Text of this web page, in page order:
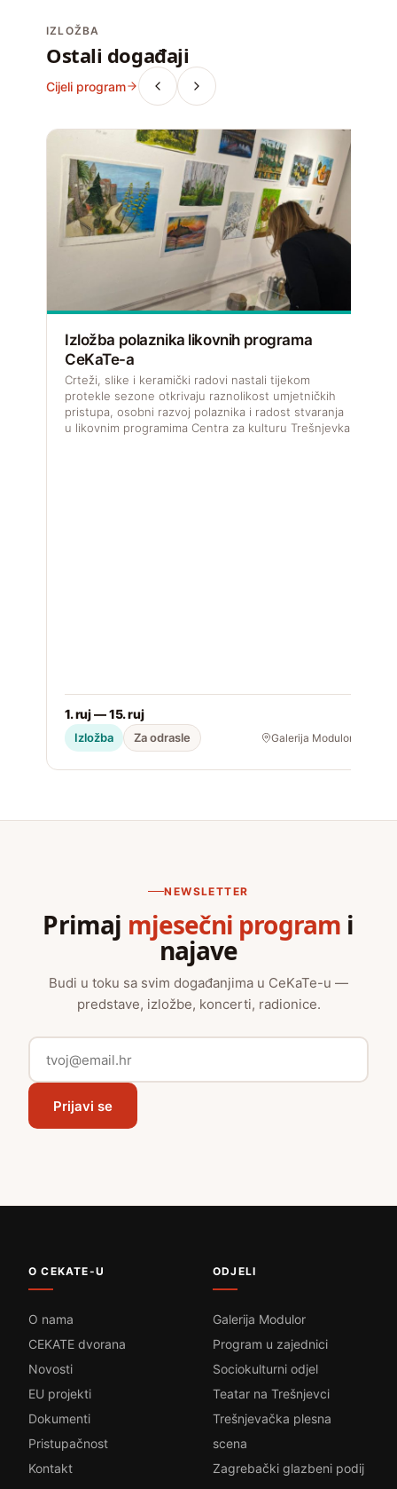
IZLOŽBA
Ostali događaji
Cijeli program
Izložba polaznika likovnih programa
CeKaTe-a
Crteži, slike i keramički radovi nastali tijekom
protekle sezone otkrivaju raznolikost umjetničkih
pristupa, osobni razvoj polaznika i radost stvaranja
u likovnim programima Centra za kulturu Trešnjevka.
1. ruj — 15. ruj
Izložba Za odrasle Galerija Modulor
NEWSLETTER
Primaj mjesečni program i
najave
Budi u toku sa svim događanjima u CeKaTe-u —
predstave, izložbe, koncerti, radionice.
Prijavi se
O CEKATE-U
O nama
CEKATE dvorana
Novosti
EU projekti
Dokumenti
Pristupačnost
Kontakt
ODJELI
Galerija Modulor
Program u zajednici
Sociokulturni odjel
Teatar na Trešnjevci
Trešnjevačka plesna
scena
Zagrebački glazbeni podij